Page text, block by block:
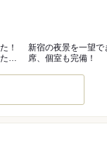
！
は
新宿の夜景を一望で
席、個室も完備！